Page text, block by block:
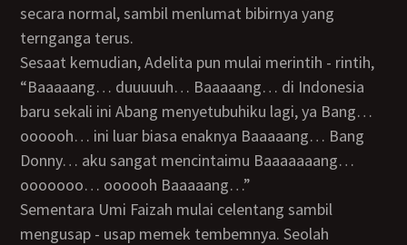
secara normal, sambil menlumat bibirnya yang
ternganga terus.
Sesaat kemudian, Adelita pun mulai merintih - rintih,
“Baaaaang… duuuuuh… Baaaaang… di Indonesia
baru sekali ini Abang menyetubuhiku lagi, ya Bang…
oooooh… ini luar biasa enaknya Baaaaang… Bang
Donny… aku sangat mencintaimu Baaaaaaang…
ooooooo… oooooh Baaaaang…”
Sementara Umi Faizah mulai celentang sambil
mengusap - usap memek tembemnya. Seolah